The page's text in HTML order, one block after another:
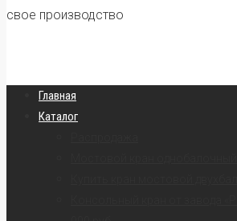
свое производство
Главная
Каталог